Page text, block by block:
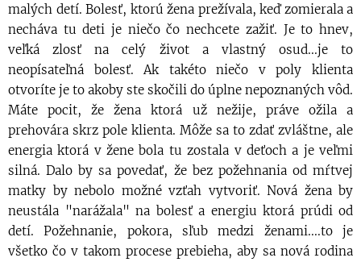
malých detí. Bolesť, ktorú žena prežívala, keď zomierala a
necháva tu deti je niečo čo nechcete zažiť. Je to hnev,
veľká zlosť na celý život a vlastný osud...je to
neopísateľná bolesť. Ak takéto niečo v poly klienta
otvoríte je to akoby ste skočili do úplne nepoznaných vôd.
Máte pocit, že žena ktorá už nežije, práve ožila a
prehovára skrz pole klienta. Môže sa to zdať zvláštne, ale
energia ktorá v žene bola tu zostala v deťoch a je veľmi
silná. Dalo by sa povedať, že bez požehnania od mŕtvej
matky by nebolo možné vzťah vytvoriť. Nová žena by
neustála "narážala" na bolesť a energiu ktorá prúdi od
detí. Požehnanie, pokora, sľub medzi ženami....to je
všetko čo v takom procese prebieha, aby sa nová rodina